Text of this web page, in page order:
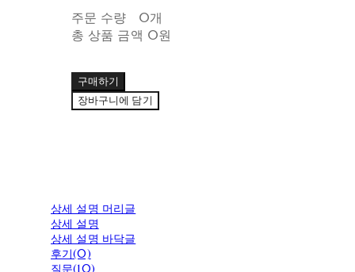
주문 수량
0개
총 상품 금액 0원
구매하기
장바구니에 담기
상세 설명 머리글
상세 설명
상세 설명 바닥글
후기(0)
질문(10)